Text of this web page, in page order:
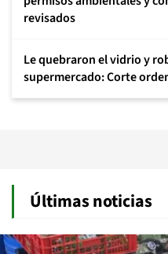
revisados
Le quebraron el vidrio y
supermercado: Corte
Últimas noticias